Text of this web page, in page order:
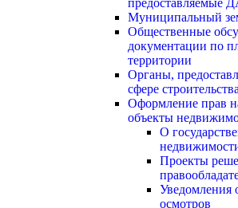
предоставляемые
Муниципальный
Общественные
документации по
территории
Органы,
сфере строительства
Оформление прав
объекты
О
Проекты
Уведомления
осмотров